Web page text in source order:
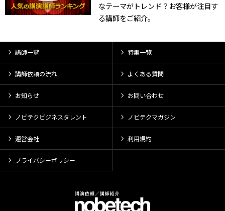
なテーマがトレンド？お客様が注目す
る講師をご紹介。
講師一覧 特集一覧
講師依頼の流れ よくある質問
お知らせ お問い合わせ
ノビテクビジネスタレント ノビテクマガジン
運営会社 利用規約
プライバシーポリシー